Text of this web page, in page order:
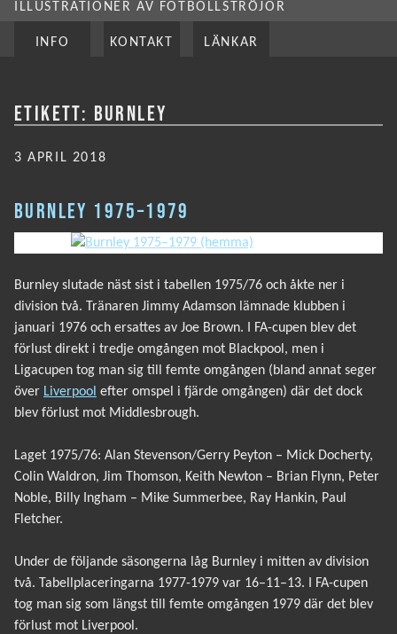
ILLUSTRATIONER AV FOTBOLLSTRÖJOR
INFO KONTAKT LÄNKAR
ETIKETT: BURNLEY
PUBLICERAT
3 APRIL 2018
BURNLEY 1975–1979
Burnley slutade näst sist i tabellen 1975/76 och åkte ner i
division två. Tränaren Jimmy Adamson lämnade klubben i
januari 1976 och ersattes av Joe Brown. I FA-cupen blev det
förlust direkt i tredje omgången mot Blackpool, men i
Ligacupen tog man sig till femte omgången (bland annat seger
över Liverpool efter omspel i fjärde omgången) där det dock
blev förlust mot Middlesbrough.
Laget 1975/76: Alan Stevenson/Gerry Peyton – Mick Docherty,
Colin Waldron, Jim Thomson, Keith Newton – Brian Flynn, Peter
Noble, Billy Ingham – Mike Summerbee, Ray Hankin, Paul
Fletcher.
Under de följande säsongerna låg Burnley i mitten av division
två. Tabellplaceringarna 1977-1979 var 16–11–13. I FA-cupen
tog man sig som längst till femte omgången 1979 där det blev
förlust mot Liverpool.